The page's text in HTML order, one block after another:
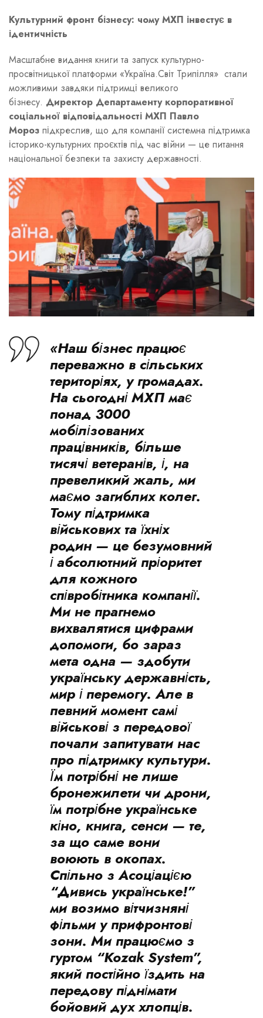
Культурний фронт бізнесу: чому МХП інвестує в
ідентичність
Масштабне видання книги та запуск культурно-
просвітницької платформи «Україна.Світ Трипілля» стали
можливими завдяки підтримці великого
бізнесу. Директор Департаменту корпоративної
соціальної відповідальності МХП Павло
Мороз підкреслив, що для компанії системна підтримка
історико-культурних проєктів під час війни — це питання
національної безпеки та захисту державності.
«Наш бізнес працює
переважно в сільських
територіях, у громадах.
На сьогодні МХП має
понад 3000
мобілізованих
працівників, більше
тисячі ветеранів, і, на
превеликий жаль, ми
маємо загиблих колег.
Тому підтримка
військових та їхніх
родин — це безумовний
і абсолютний пріоритет
для кожного
співробітника компанії.
Ми не прагнемо
вихвалятися цифрами
допомоги, бо зараз
мета одна — здобути
українську державність,
мир і перемогу. Але в
певний момент самі
військові з передової
почали запитувати нас
про підтримку культури.
Їм потрібні не лише
бронежилети чи дрони,
їм потрібне українське
кіно, книга, сенси — те,
за що саме вони
воюють в окопах.
Спільно з Асоціацією
“Дивись українське!”
ми возимо вітчизняні
фільми у прифронтові
зони. Ми працюємо з
гуртом “Kozak System”,
який постійно їздить на
передову піднімати
бойовий дух хлопців.